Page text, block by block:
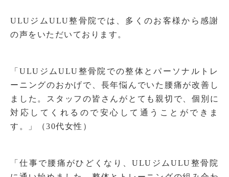
ULUジムULU整骨院では、多くのお客様から感謝
の声をいただいております。
「ULUジムULU整骨院での整体とパーソナルトレ
ーニングのおかげで、長年悩んでいた腰痛が改善し
ました。スタッフの皆さんがとても親切で、個別に
対応してくれるので安心して通うことができま
す。」（30代女性）
「仕事で腰痛がひどくなり、ULUジムULU整骨院